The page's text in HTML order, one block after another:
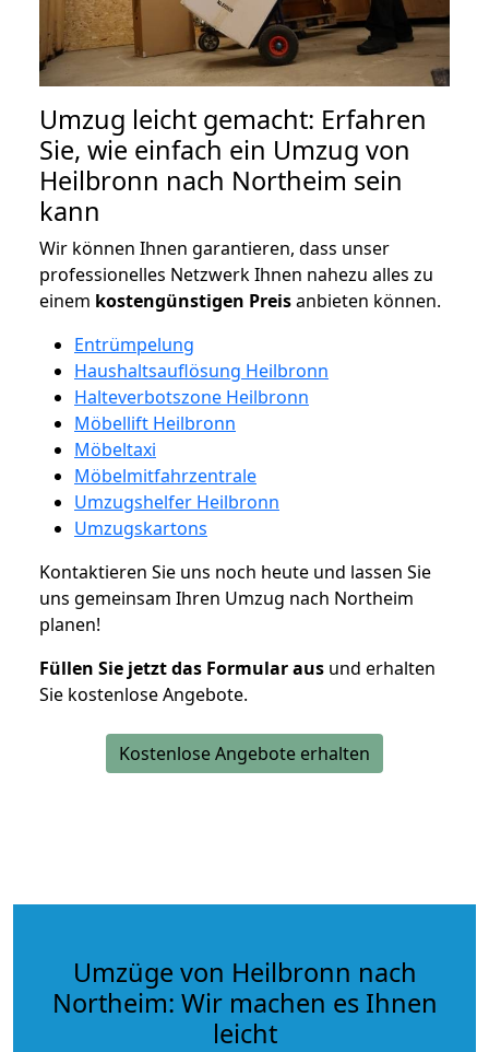
Umzug leicht gemacht: Erfahren
Sie, wie einfach ein Umzug von
Heilbronn nach Northeim sein
kann
Wir können Ihnen garantieren, dass unser
professionelles Netzwerk Ihnen nahezu alles zu
einem kostengünstigen Preisanbieten können.
Entrümpelung
Haushaltsauflösung Heilbronn
Halteverbotszone Heilbronn
Möbellift Heilbronn
Möbeltaxi
Möbelmitfahrzentrale
Umzugshelfer Heilbronn
Umzugskartons
Kontaktieren Sie uns noch heute und lassen Sie
uns gemeinsam Ihren Umzug nach Northeim
planen!
Füllen Sie jetzt das Formular aus und erhalten
Sie kostenlose Angebote.
Kostenlose Angebote erhalten
Umzüge von Heilbronn nach
Northeim: Wir machen es Ihnen
leicht